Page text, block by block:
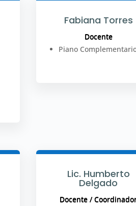
Fabiana Torres
Docente
Piano
Lic. Humberto
Delgado
Docente /